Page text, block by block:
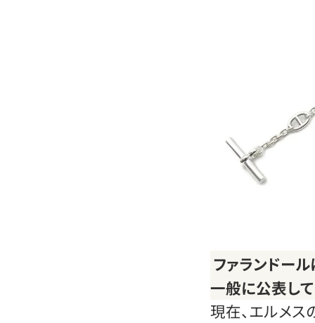
ファランドー
一般に公表し
現在、エルメス